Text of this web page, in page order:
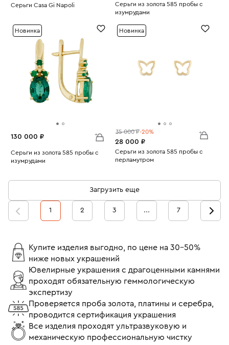
Серьги Casa Gi Napoli
Серьги из золота 585 пробы с
изумрудами
Новинка
130 000 ₽
Серьги из золота 585 пробы с
изумрудами
Новинка
35 000 ₽-20%
28 000 ₽
Серьги из золота 585 пробы с
перламутром
Загрузить еще
1 2 3 ... 7
Купите изделия выгодно, по цене на 30-50%
ниже новых украшений
Ювелирные украшения с драгоценными камнями
проходят обязательную геммологическую
экспертизу
Проверяется проба золота, платины и серебра,
проводится сертификация украшения
Все изделия проходят ультразвуковую и
механическую профессиональную чистку